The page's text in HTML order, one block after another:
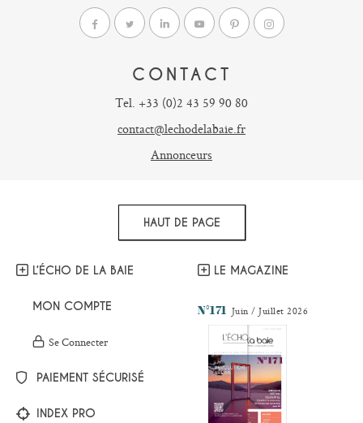
CONTACT
Tel. +33 (0)2 43 59 90 80
contact@lechodelabaie.fr
Annonceurs
HAUT DE PAGE
L’ÉCHO DE LA BAIE
MON COMPTE
Se Connecter
PAIEMENT SÉCURISÉ
INDEX PRO
LE MAGAZINE
N°171 Juin / Juillet 2026